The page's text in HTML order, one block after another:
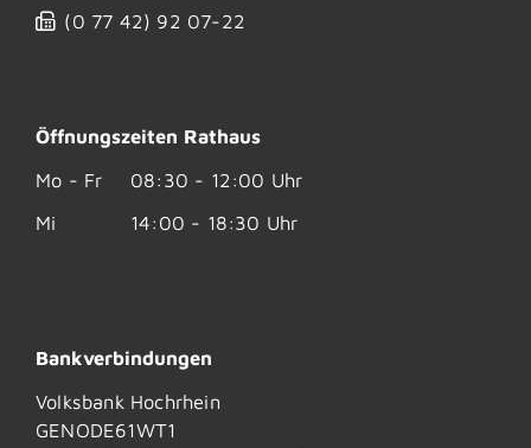
(0 77 42) 92 07-22
Öffnungszeiten Rathaus
Mo - Fr
08:30 - 12:00 Uhr
Mi
14:00 - 18:30 Uhr
Bankverbindungen
Volksbank Hochrhein
GENODE61WT1